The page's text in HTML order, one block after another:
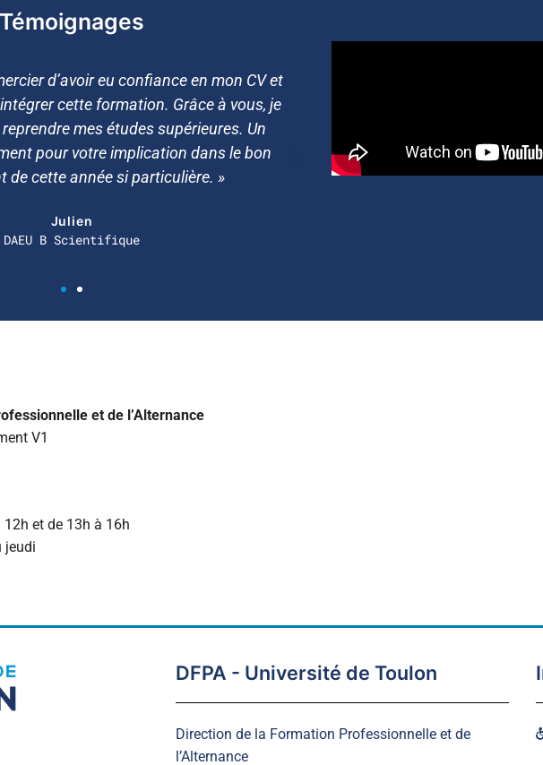
Témoignages
de la difficulté qu’il y a eu à
la situation et nous sommes très
tout ce qui a été fait pour mener à bien
Merci beaucoup. »
DAEU A Littéraire
grand merci également pour
déroulement de cette
et de l’Alternance
V1
et de 13h à 16h
jeudi
DFPA - Université de Toulon
Direction de la Formation Professionnelle et de
l’Alternance